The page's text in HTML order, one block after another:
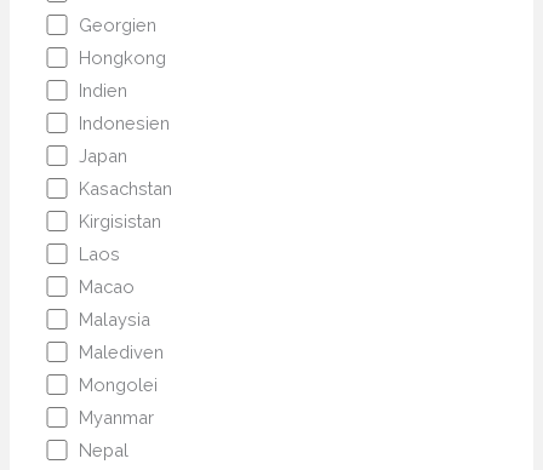
Georgien
Hongkong
Indien
Indonesien
Japan
Kasachstan
Kirgisistan
Laos
Macao
Malaysia
Malediven
Mongolei
Myanmar
Nepal